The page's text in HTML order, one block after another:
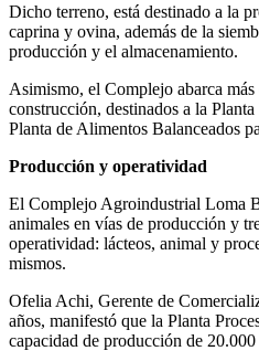
Dicho terreno, está destinado a la
caprina y ovina, además de la
producción y el almacenamiento.
Asimismo, el Complejo abarca
construcción, destinados a la
Planta de Alimentos Balanceados
Producción y operatividad
El Complejo Agroindustrial Loma
animales en vías de producción y
operatividad: lácteos, animal y
mismos.
Ofelia Achi, Gerente de
años, manifestó que la Planta
capacidad de producción de